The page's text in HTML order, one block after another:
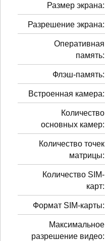
Размер экрана:
Разрешение экрана:
Оперативная
память:
Флэш-память:
Встроенная камера:
Количество
основных камер:
Количество точек
матрицы:
Количество SIM-
карт:
Формат SIM-карты:
Максимальное
разрешение видео: